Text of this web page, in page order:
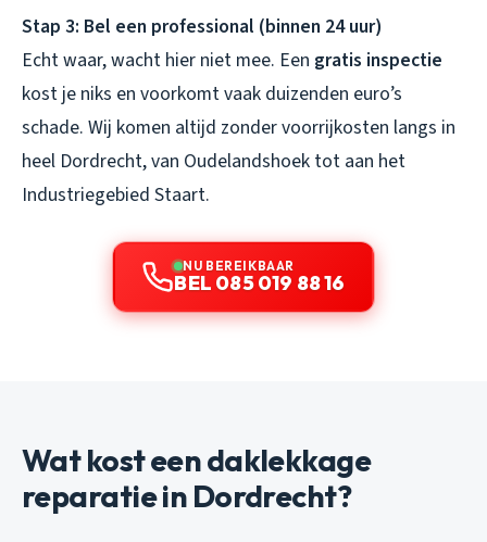
Stap 3: Bel een professional (binnen 24 uur)
Echt waar, wacht hier niet mee. Een gratis inspectie
kost je niks en voorkomt vaak duizenden euro’s
schade. Wij komen altijd zonder voorrijkosten langs in
heel Dordrecht, van Oudelandshoek tot aan het
Industriegebied Staart.
NU BEREIKBAAR
BEL 085 019 88 16
Wat kost een daklekkage
reparatie in Dordrecht?